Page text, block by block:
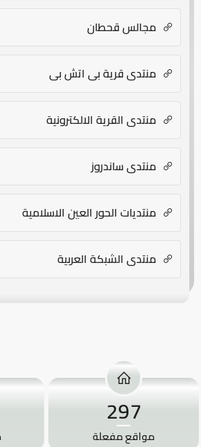
مجالس قحطان
منتدى قرية بي اتش بي
منتدي القرية الالكترونية
منتدى ساندروز
منتديات الحور العين الاسلامية
منتدى الشبكة العربية
297
مواقع مفعلة